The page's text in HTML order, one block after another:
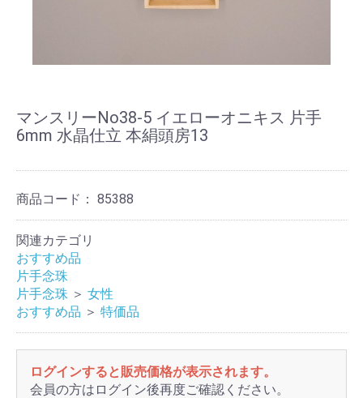
マンスリーNo38-5 イエローオニキス 片手
6mm 水晶仕立 本絹頭房13
商品コード： 85388
関連カテゴリ
おすすめ品
片手念珠
片手念珠 ＞ 女性
おすすめ品 ＞ 特価品
ログインすると販売価格が表示されます。
会員の方はログイン後再度ご確認ください。